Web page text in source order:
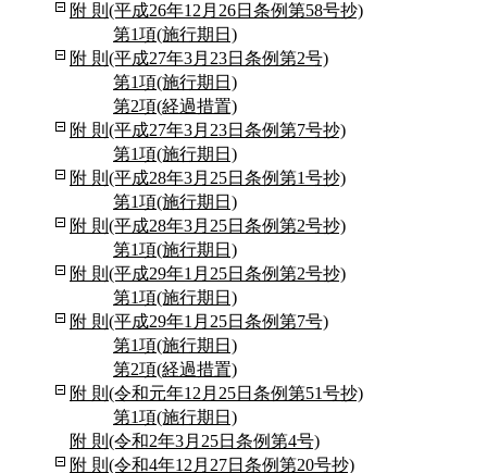
附 則(平成26年12月26日条例第58号抄)
第1項(施行期日)
附 則(平成27年3月23日条例第2号)
第1項(施行期日)
第2項(経過措置)
附 則(平成27年3月23日条例第7号抄)
第1項(施行期日)
附 則(平成28年3月25日条例第1号抄)
第1項(施行期日)
附 則(平成28年3月25日条例第2号抄)
第1項(施行期日)
附 則(平成29年1月25日条例第2号抄)
第1項(施行期日)
附 則(平成29年1月25日条例第7号)
第1項(施行期日)
第2項(経過措置)
附 則(令和元年12月25日条例第51号抄)
第1項(施行期日)
附 則(令和2年3月25日条例第4号)
附 則(令和4年12月27日条例第20号抄)